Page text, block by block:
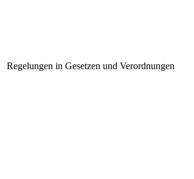
Regelungen in Gesetzen und Verordnungen